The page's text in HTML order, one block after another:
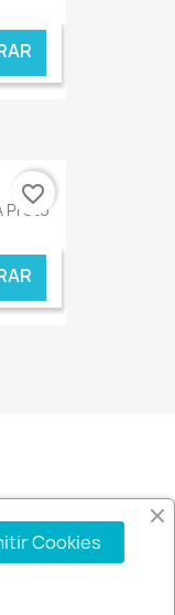
€ ONLINE
Preto
favorite_border
Cookies